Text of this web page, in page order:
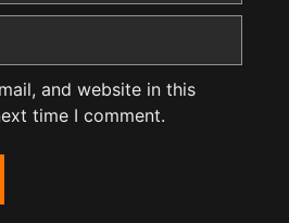
and website in this
time I comment.